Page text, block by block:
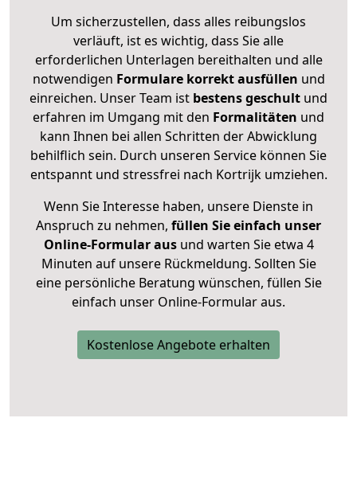
Um sicherzustellen, dass alles reibungslos
verläuft, ist es wichtig, dass Sie alle
erforderlichen Unterlagen bereithalten und alle
notwendigen Formulare korrekt ausfüllen und
einreichen. Unser Team ist bestens geschult und
erfahren im Umgang mit den Formalitäten und
kann Ihnen bei allen Schritten der Abwicklung
behilflich sein. Durch unseren Service können Sie
entspannt und stressfrei nach Kortrijk umziehen.
Wenn Sie Interesse haben, unsere Dienste in
Anspruch zu nehmen, füllen Sie einfach unser
Online-Formular ausund warten Sie etwa 4
Minuten auf unsere Rückmeldung. Sollten Sie
eine persönliche Beratung wünschen, füllen Sie
einfach unser Online-Formular aus.
Kostenlose Angebote erhalten